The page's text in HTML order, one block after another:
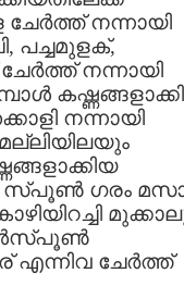
നന്നായി
പച്ചമുളക്,
നന്നായി
നന്നായി
സ്പൂണ്‍ ഗരം
എന്നിവ ചേര്‍ത്ത്